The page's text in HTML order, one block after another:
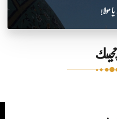
مولا!